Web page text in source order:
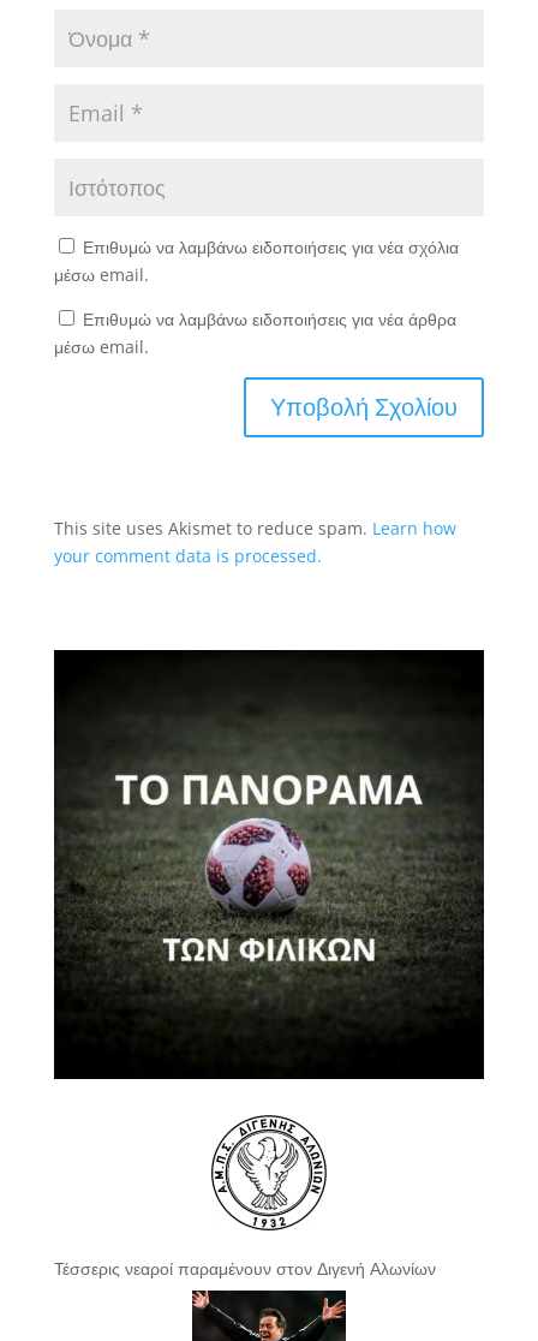
Επιθυμώ να λαμβάνω ειδοποιήσεις για νέα σχόλια
μέσω email.
Επιθυμώ να λαμβάνω ειδοποιήσεις για νέα άρθρα
μέσω email.
This site uses Akismet to reduce spam. Learn how
your comment data is processed.
Τέσσερις νεαροί παραμένουν στον Διγενή Αλωνίων